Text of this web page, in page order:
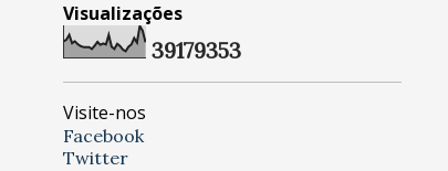
Visualizações
39179353
Visite-nos
Facebook
Twitter